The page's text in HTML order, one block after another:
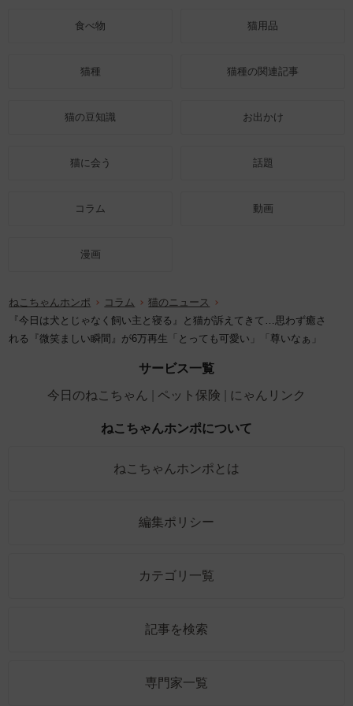
食べ物 猫用品
猫種 猫種の関連記事
猫の豆知識 お出かけ
猫に会う 話題
コラム 動画
漫画
ねこちゃんホンポ コラム
猫のニュース
『今日は犬とじゃなく飼い主と寝る』と猫が訴えてきて…思わず癒さ
れる『微笑ましい瞬間』が6万再生「とっても可愛い」「尊いなぁ」
サービス一覧
今日のねこちゃん
ペット保険 にゃんリンク
ねこちゃんホンポについて
ねこちゃんホンポとは
編集ポリシー
カテゴリ一覧
記事を検索
専門家一覧